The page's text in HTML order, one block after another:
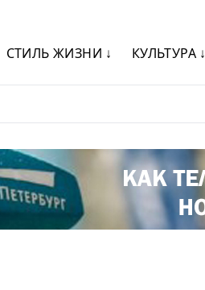
СТИЛЬ ЖИЗНИ ↓ КУЛЬТУРА ↓